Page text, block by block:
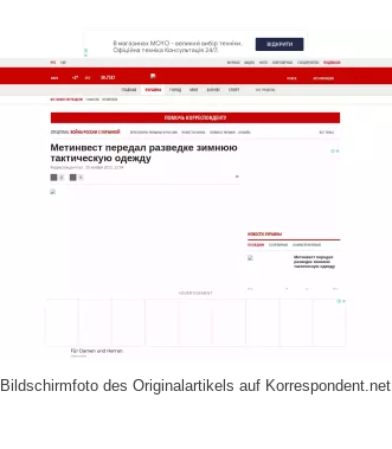
Bildschirmfoto des Originalartikels auf Korrespondent.net